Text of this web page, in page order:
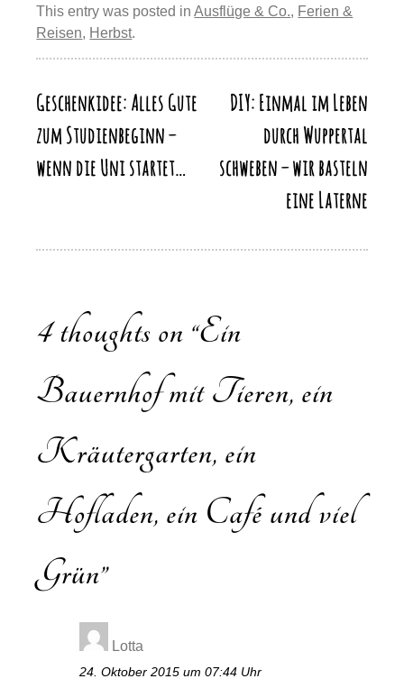
st
b
k
y
d
A a
y
Li
k
n
This entry was posted inAusflüge & Co., Ferien &
Reisen, Herbst.
Beitragsnavigation
Geschenkidee: Alles Gute
zum Studienbeginn –
wenn die Uni startet…
DIY: Einmal im Leben
durch Wuppertal
schweben – wir basteln
eine Laterne
4 thoughts on “Ein
Bauernhof mit Tieren, ein
Kräutergarten, ein
Hofladen, ein Café und viel
Grün”
Lotta
24. Oktober 2015 um 07:44 Uhr